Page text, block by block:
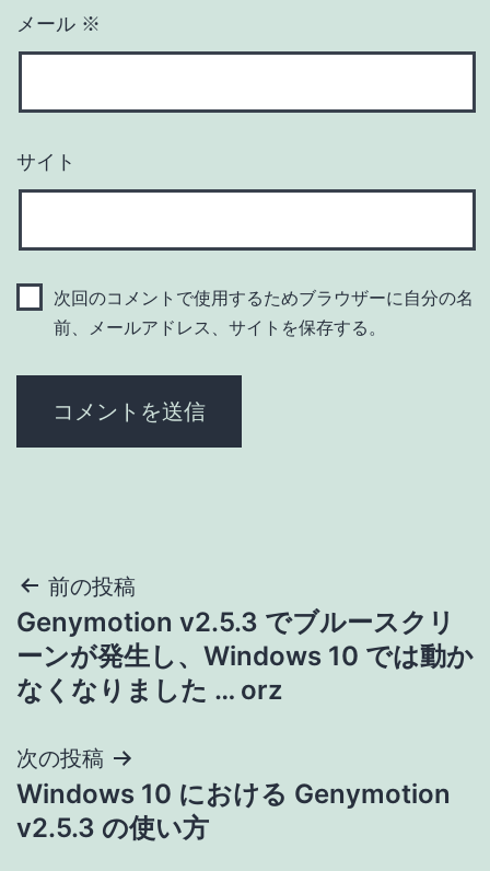
メール ※
サイト
次回のコメントで使用するためブラウザーに自分の名
前、メールアドレス、サイトを保存する。
投
稿
ナ
ビ
ゲ
ー
前の投稿
Genymotion v2.5.3 でブルースクリ
ーンが発生し、Windows 10 では動か
なくなりました … orz
次の投稿
Windows 10 における Genymotion
v2.5.3 の使い方